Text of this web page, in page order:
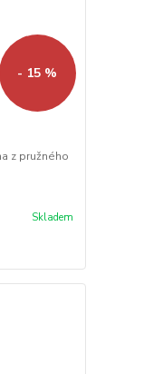
- 15 %
z pružného
Skladem